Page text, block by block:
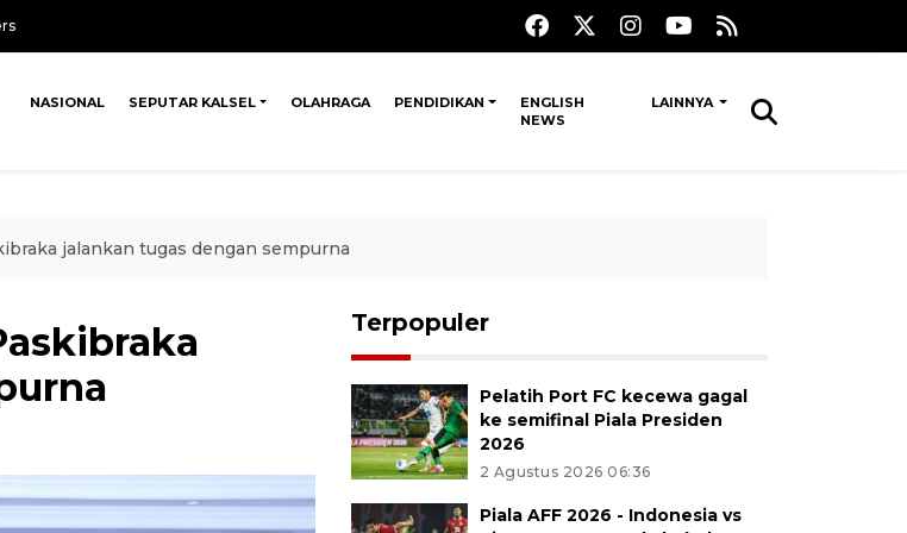
NASIONAL SEPUTAR KALSEL OLAHRAGA PENDIDIKAN
ENGLISH
NEWS
LAINNYA
jalankan tugas dengan sempurna
Terpopuler
Pelatih Port FC kecewa gagal
ke semifinal Piala Presiden
2026
2 Agustus 2026 06:36
Piala AFF 2026 - Indonesia vs